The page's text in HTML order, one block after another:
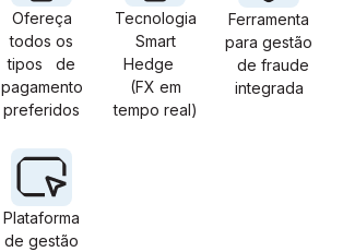
Ofereça
todos os
tipos de
pagamento
preferidos
Tecnologia
Smart
Hedge
(FX em
tempo real)
Ferramenta
para gestão
de fraude
integrada
Plataforma
de gestão